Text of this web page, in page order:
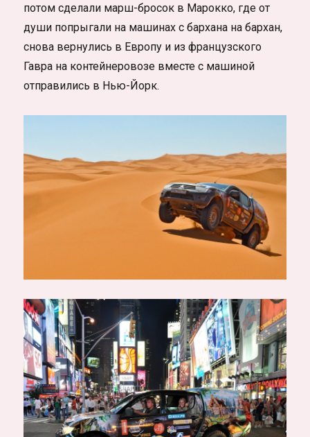
потом сделали марш-бросок в Марокко, где от
души попрыгали на машинах с бархана на бархан,
снова вернулись в Европу и из французского
Гавра на контейнеровозе вместе с машиной
отправились в Нью-Йорк.